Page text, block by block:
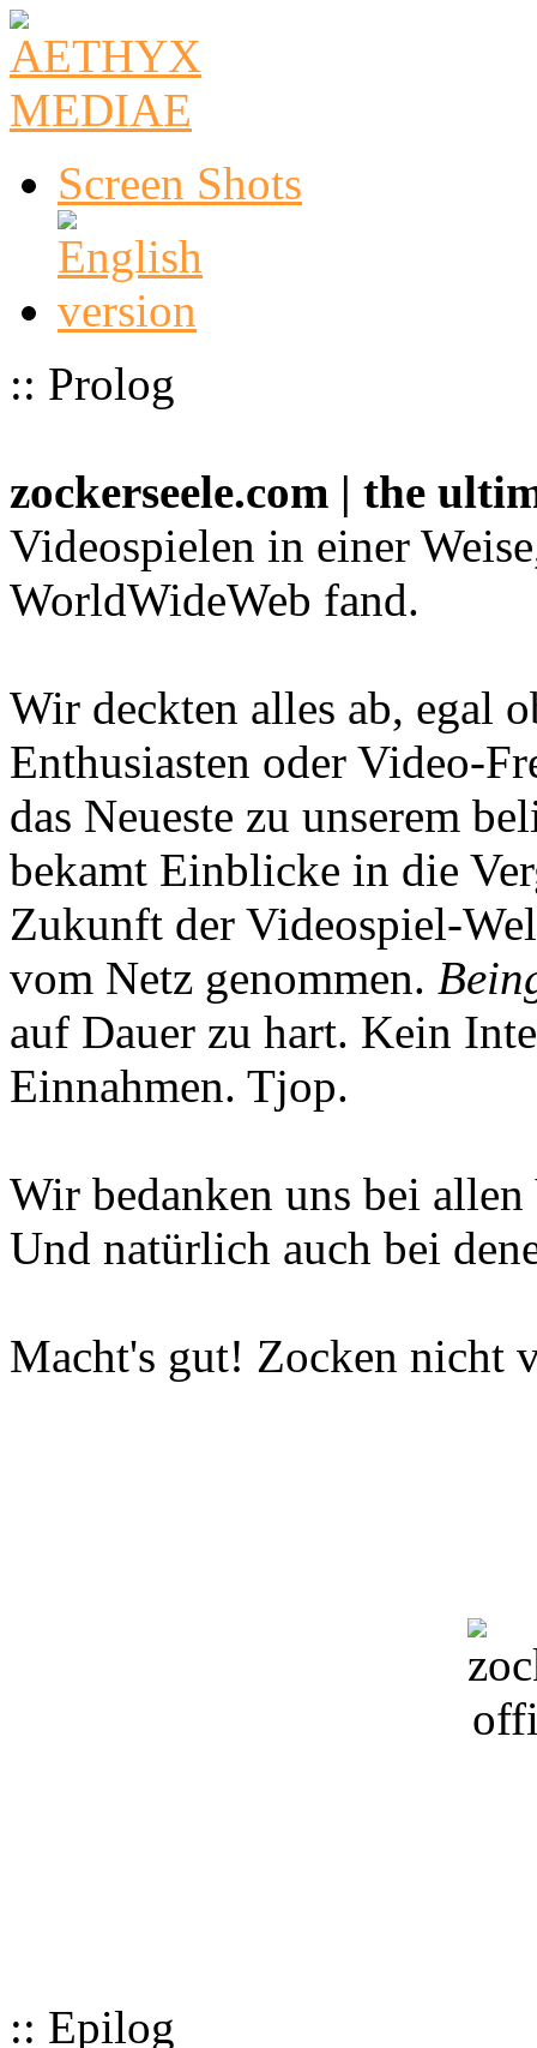
Screen Shots
:: Prolog
zockerseele.com | the
Videospielen in einer
WorldWideWeb fand.
Wir deckten alles ab, egal
Enthusiasten oder Video-
das Neueste zu unserem
bekamt Einblicke in die
Zukunft der Videospiel-
vom Netz genommen.
auf Dauer zu hart. Kein
Einnahmen. Tjop.
Wir bedanken uns bei
Und natürlich auch bei
Macht's gut! Zocken nicht
:: Epilog